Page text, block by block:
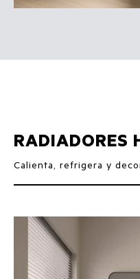
RADIADORES
Calienta, refrigera y